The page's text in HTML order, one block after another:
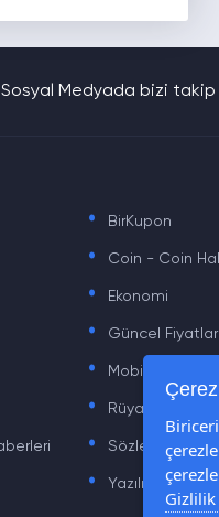
Sosyal Medyada bizi takip
. BirKupon
. Coin - Coin
. Ekonomi
. Güncel
. Mobil
. Rüya Tabiri
. Sözler
. Yazılım
Çerez
Gizlilik